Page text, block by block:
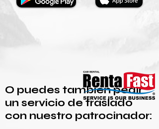
O puedes también pedir
un servicio de traslado
con nuestro patrocinador: